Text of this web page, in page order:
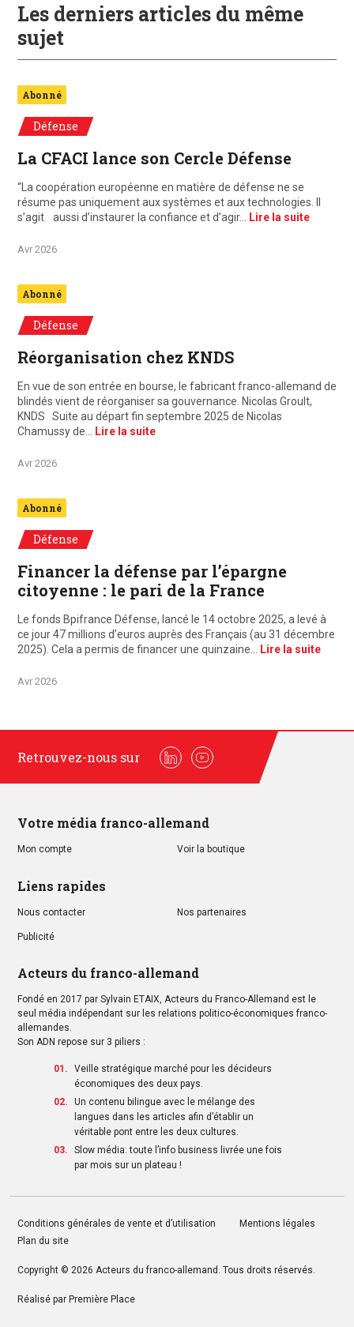
Les derniers articles du même
sujet
Abonné
Défense
La CFACI lance son Cercle Défense
“La coopération européenne en matière de défense ne se
résume pas uniquement aux systèmes et aux technologies. Il
s’agit aussi d’instaurer la confiance et d’agir… Lire la suite
Avr 2026
Abonné
Défense
Réorganisation chez KNDS
En vue de son entrée en bourse, le fabricant franco-allemand de
blindés vient de réorganiser sa gouvernance. Nicolas Groult,
KNDS Suite au départ fin septembre 2025 de Nicolas
Chamussy de… Lire la suite
Avr 2026
Abonné
Défense
Financer la défense par l’épargne
citoyenne : le pari de la France
Le fonds Bpifrance Défense, lancé le 14 octobre 2025, a levé à
ce jour 47 millions d’euros auprès des Français (au 31 décembre
2025). Cela a permis de financer une quinzaine… Lire la suite
Avr 2026
Retrouvez-nous sur
LinkedinYoutube
Votre média franco-allemand
Mon compte Voir la boutique
Liens rapides
Nous contacter Nos partenaires
Publicité
Acteurs du franco-allemand
Fondé en 2017 par Sylvain ETAIX, Acteurs du Franco-Allemand est le
seul média indépendant sur les relations politico-économiques franco-
allemandes.
Son ADN repose sur 3 piliers :
Veille stratégique marché pour les décideurs
économiques des deux pays.
Un contenu bilingue avec le mélange des
langues dans les articles afin d’établir un
véritable pont entre les deux cultures.
Slow média: toute l’info business livrée une fois
par mois sur un plateau !
Conditions générales de vente et d’utilisation
Mentions légales
Plan du site
Copyright © 2026 Acteurs du franco-allemand . Tous droits réservés.
Réalisé par Première Place